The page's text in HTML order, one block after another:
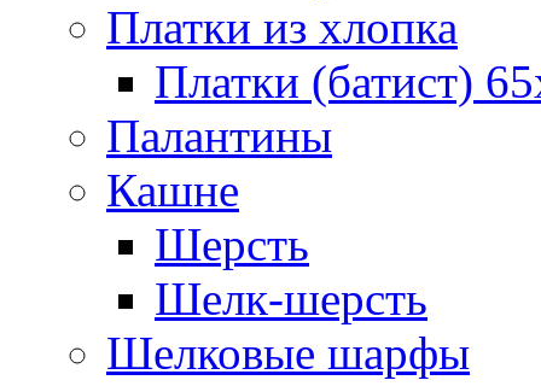
Платки из хлопка
Платки (батист)
Палантины
Кашне
Шерсть
Шелк-шерсть
Шелковые шарфы